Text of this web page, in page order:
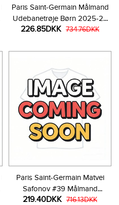
Paris Saint-Germain Målmand
Udebanetrøje Børn 2025-26
Langærmet (+ Korte bukser)
226.85DKK 734.76DKK
Paris Saint-Germain Matvei
Safonov #39 Målmand
Hjemmebanetrøje Børn 2025-
219.40DKK 716.13DKK